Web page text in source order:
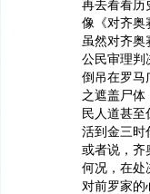
再去看看历
像《对齐奥
虽然对齐奥
公民审理判
倒吊在罗马
之遮盖尸体
民人道甚
活到金三时
或者说，齐
何况，在处
对前罗家的